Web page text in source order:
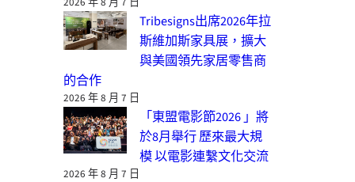
Tribesigns出席2026年拉
斯維加斯家具展，擴大
與美國領先家居零售商
的合作
2026 年 8 月 7 日
「東盟電影節2026 」將
於8月舉行 歷來最大規
模 以電影連繫文化交流
2026 年 8 月 7 日